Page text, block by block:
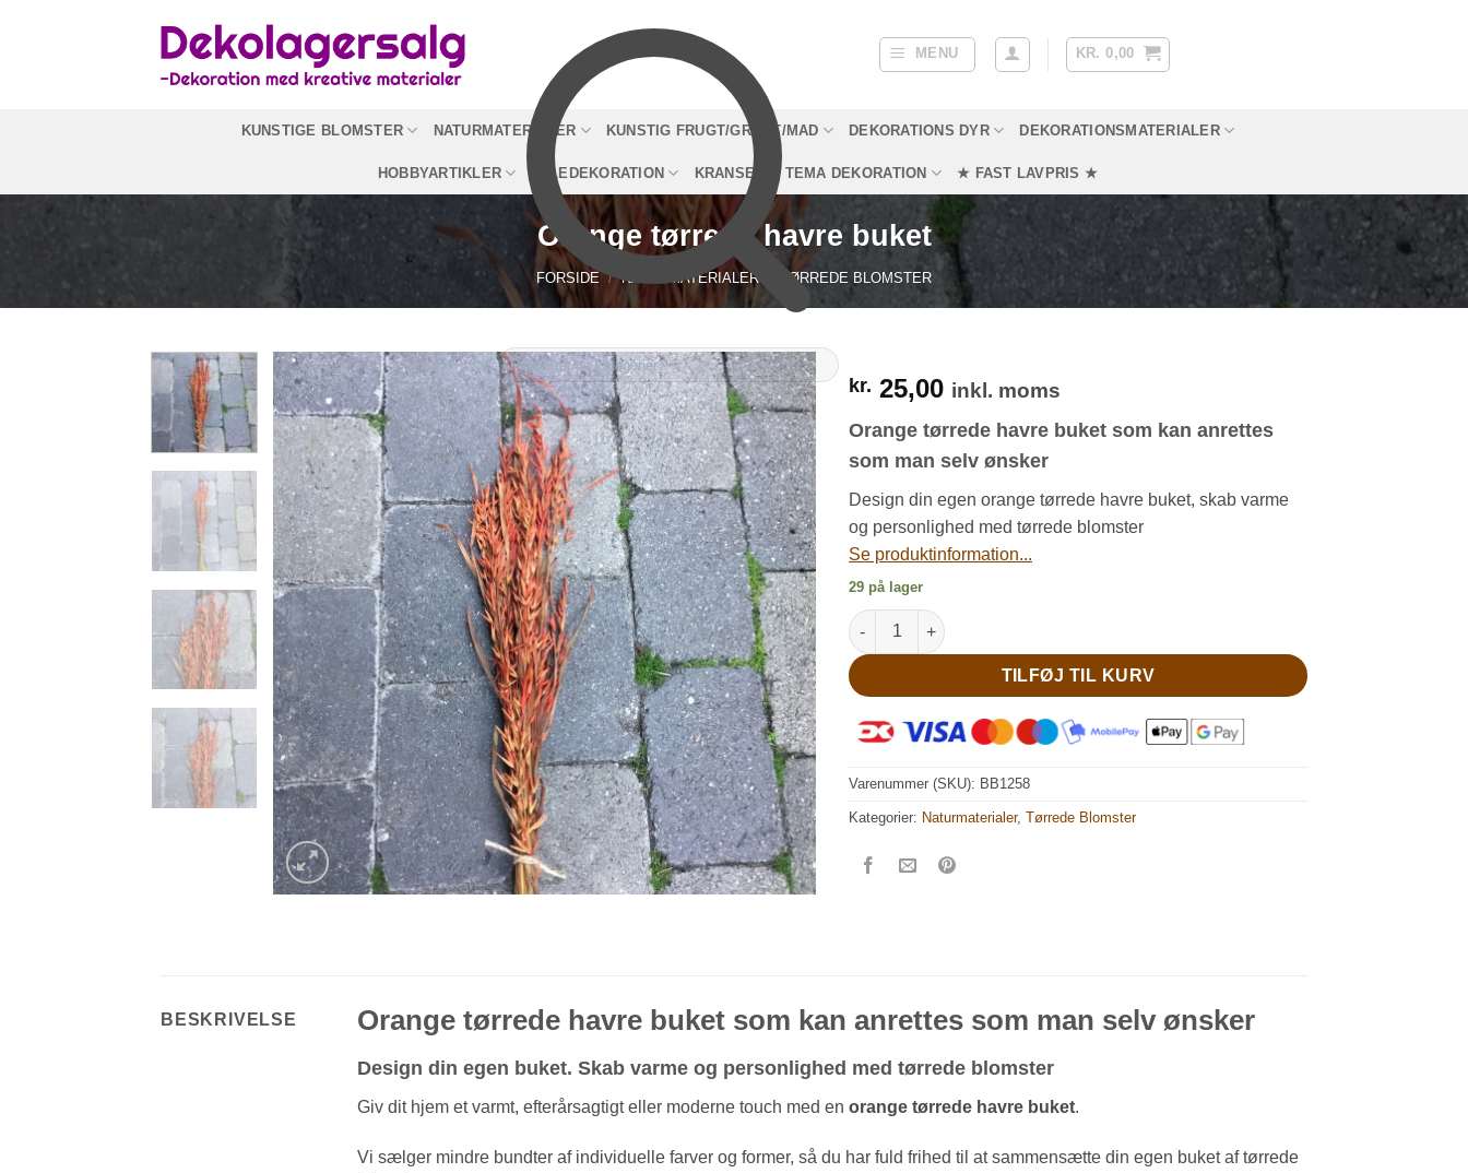
MENU KR. 0,00
KUNSTIGE BLOMSTER NATURMATERIALER KUNSTIG FRUGT/GRØNT/MAD DEKORATIONS DYR DEKORATIONSMATERIALER
HOBBYARTIKLER JULEDEKORATION KRANSE TEMA DEKORATION ★ FAST LAVPRIS ★
Orange tørrede havre buket
FORSIDE / NATURMATERIALER TØRREDE BLOMSTER
kr. 25,00 inkl. moms
Orange tørrede havre buket som kan anrettes
som man selv ønsker
Design din egen orange tørrede havre buket, skab varme
og personlighed med tørrede blomster
Se produktinformation...
29 på lager
Orange tørrede havre buket antal
TILFØJ TIL KURV
Varenummer (SKU): BB1258
Kategorier: Naturmaterialer, Tørrede Blomster
BESKRIVELSE Orange tørrede havre buket som kan anrettes som man selv ønsker
Design din egen buket. Skab varme og personlighed med tørrede blomster
Giv dit hjem et varmt, efterårsagtigt eller moderne touch med en orange tørrede havre buket.
Vi sælger mindre bundter af individuelle farver og former, så du har fuld frihed til at sammensætte din egen buket af tørrede